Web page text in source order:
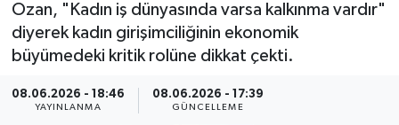
Ozan, "Kadın iş dünyasında varsa kalkınma vardır"
diyerek kadın girişimciliğinin ekonomik
büyümedeki kritik rolüne dikkat çekti.
08.06.2026 - 18:46
YAYINLANMA
08.06.2026 - 17:39
GÜNCELLEME
Gündem
Haber